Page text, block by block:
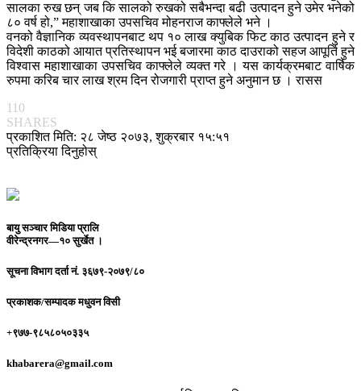
सालका रुख छन् जब कि सालको रुखको सबैभन्दा बढी उत्पादन हुने उमेर भनेको
८० वर्ष हो,” महाशाखाका उपसचिव मोहनराज काफ्लेले भने ।
वनको वैज्ञानिक व्यवस्थापनबाट थप १० लाख क्युबिक फिट काठ उत्पादन हुने र
विदेशी काठको आयात प्रतिस्थापन भई बजारमा काठ दाउराको सहज आपूर्ति हुने
विश्वास महाशाखाका उपसचिव काफ्लेले व्यक्त गरे । यस कार्यक्रमबाट वार्षिक
रुपमा करिब चार लाख श्रम दिन रोजगारी प्राप्त हुने अनुमान छ । रासस
110
SHARES
प्रकाशित मिति: २८ जेष्ठ २०७३, शुक्रबार १५:५१
प्रतिक्रिया दिनुहोस्
बायु सञ्चार मिडिया प्रालि
वीरेन्द्रनगर—१० सुर्खेत ।
सूचना विभाग दर्ता नं. ३६७९-२०७९/८०
प्रकाशक/सम्पादकमधुवन विसी
+९७७-९८५८०५०३३५
khabarera@gmail.com